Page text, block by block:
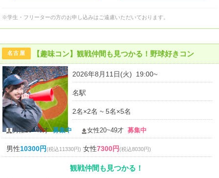
※学生・フリーターの方のお申し込みはご遠慮いただいております。
名古屋 【趣味コン】観戦仲間も見つかる！野球好きコン
2026年8月11日(火) 19:00~
名駅
2名×2名 ~ 5名×5名
男性20~49才募集中 女性20~49才募集中
男性10300円(税込11330円) 女性7300円(税込8030円)
観戦仲間も見つかる！